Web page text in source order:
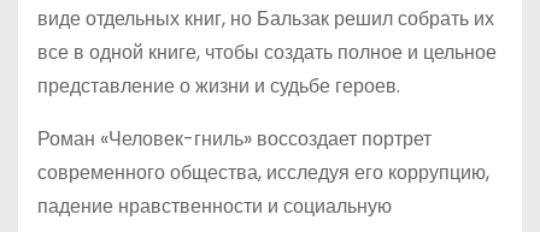
виде отдельных книг, но Бальзак решил собрать их
все в одной книге, чтобы создать полное и цельное
представление о жизни и судьбе героев.
Роман «Человек-гниль» воссоздает портрет
современного общества, исследуя его коррупцию,
падение нравственности и социальную